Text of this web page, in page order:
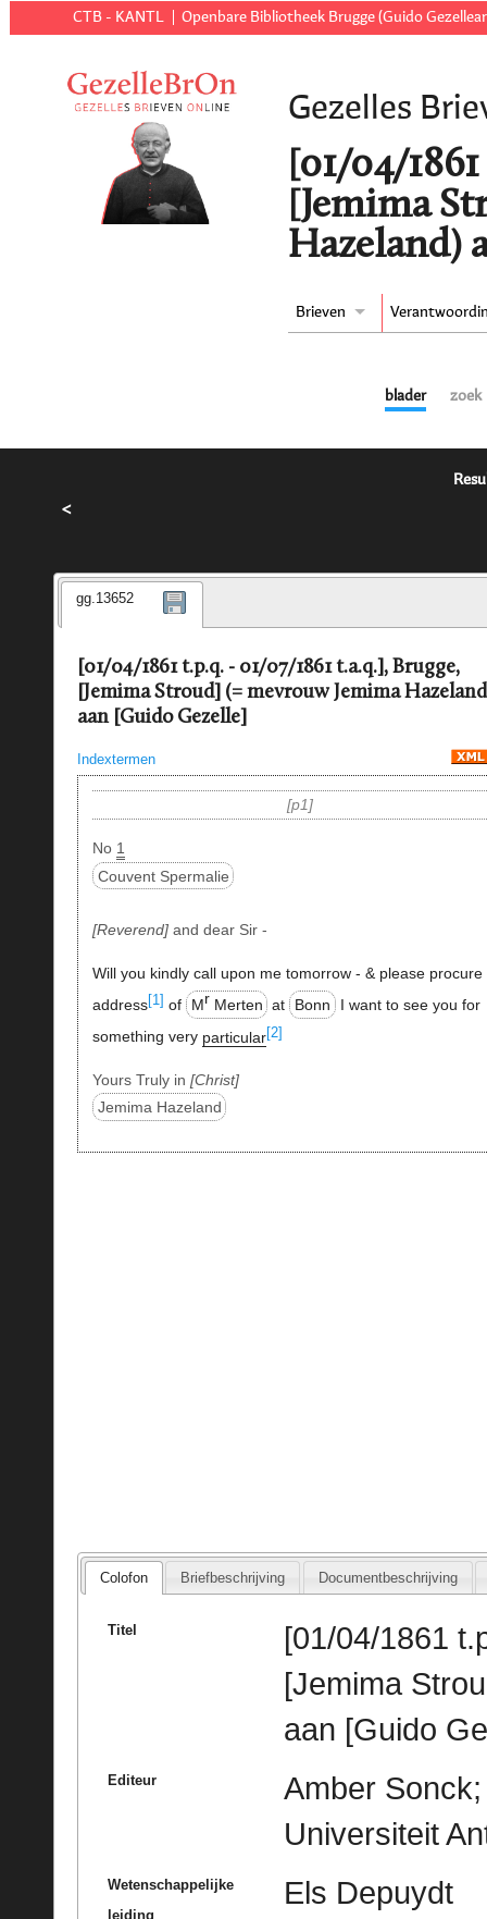
CTB - KANTL Openbare Bibliotheek Brugge (Guido
Gezelles
[01/04/
[Jemima
Hazeland)
Brieven
blader zoek
<
gg.13652
[01/04/1861 t.p.q. - 01/07/1861 t.a.q.], Brugge,
[Jemima Stroud] (= mevrouw Jemima
aan [Guido Gezelle]
Indextermen
p1
No 1
Couvent Spermalie
Reverend and dear Sir -
Will you kindly call upon me tomorrow - & please procure
address[1] of Mr Merten at Bonn
I want to see you for
something very particular[2]
Yours Truly in Christ
Jemima Hazeland
Colofon Briefbeschrijving Documentbeschrijving
Titel
[01/04/1861
[Jemima
aan [Guido
Editeur
Amber
Universiteit
Wetenschappelijke
leiding
Els Depuydt